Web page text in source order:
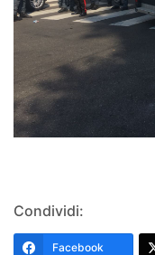
Condividi:
Facebook